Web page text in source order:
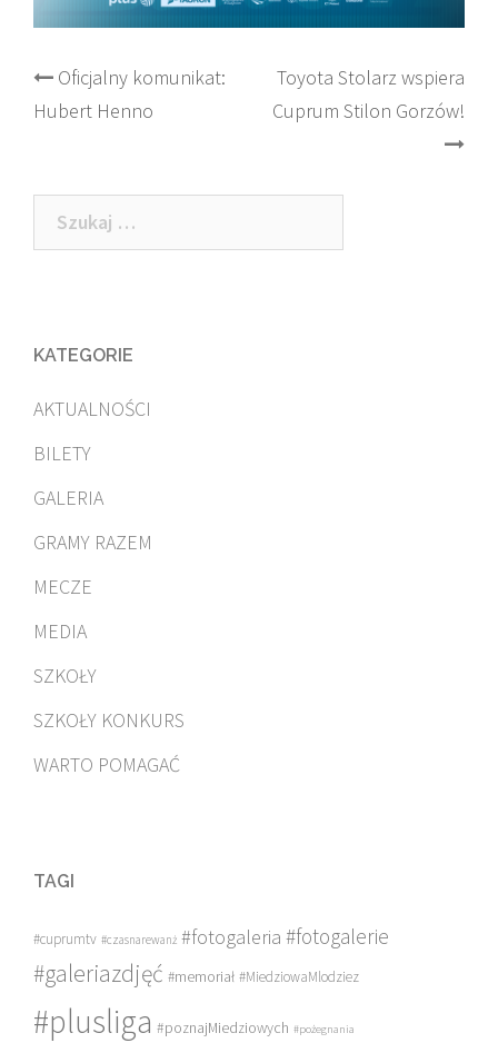
Post
navigation
Oficjalny komunikat:
Hubert Henno
Toyota Stolarz wspiera
Cuprum Stilon Gorzów!
Szukaj:
KATEGORIE
AKTUALNOŚCI
BILETY
GALERIA
GRAMY RAZEM
MECZE
MEDIA
SZKOŁY
SZKOŁY KONKURS
WARTO POMAGAĆ
TAGI
#cuprumtv #czasnarewanż #fotogaleria #fotogalerie
#galeriazdjęć #memoriał #MiedziowaMlodziez
#plusliga #poznajMiedziowych #pożegnania